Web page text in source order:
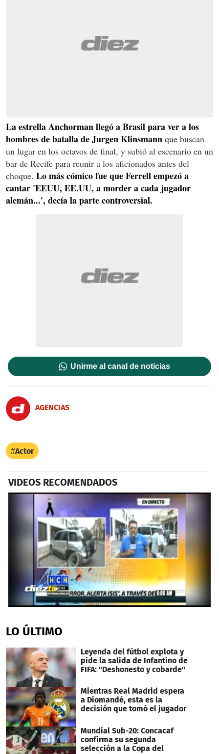
La estrella Anchorman llegó a Brasil para ver a los
hombres de batalla de Jurgen Klinsmann que buscan
un lugar en los octavos de final, y subió al escenario en un
bar de Recife para reunir a los aficionados antes del
choque. Lo más cómico fue que Ferrell empezó a
cantar 'EEUU, EE.UU, a morder a cada jugador
alemán...', decía la parte controversial.
Unirme al canal de noticias
AGENCIAS
Actor
VIDEOS RECOMENDADOS
of
2
18
seconds
LO ÚLTIMO
Leyenda del fútbol explota y
pide la salida de Infantino de
FIFA: "Deshonesto y cobarde"
Mientras Real Madrid espera
a Diomandé, esta es la
decisión que tomó el jugador
Mundial Sub-20: Concacaf
confirma su segunda
selección a la Copa del